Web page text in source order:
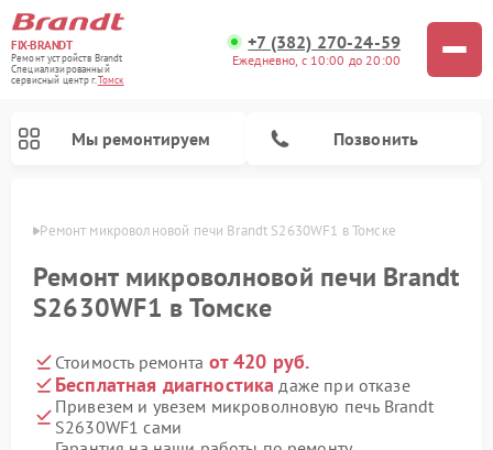
FIX-BRANDT
Ремонт устройств Brandt
Специализированный
cервисный центр г.Томск
+7 (382) 270-24-59
Ежедневно, с 10:00 до 20:00
Мы ремонтируем Позвонить
Ремонт микроволновой печи Brandt S2630WF1 в Томске
Ремонт микроволновой печи Brandt
S2630WF1 в Томске
Стоимость ремонта от 420 руб.
Бесплатная диагностика даже при отказе
Привезем и увезем микроволновую печь Brandt
S2630WF1 сами